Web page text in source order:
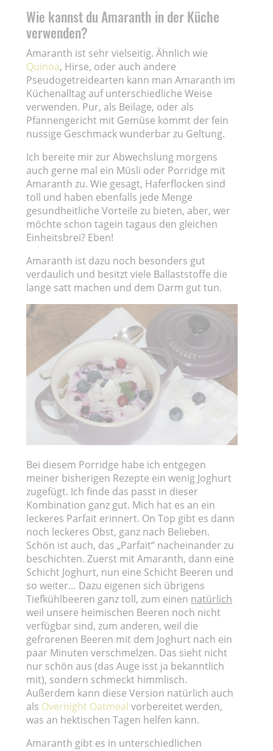
Wie kannst du Amaranth in der Küche
verwenden?
Amaranth ist sehr vielseitig. Ähnlich wie
Quinoa, Hirse, oder auch andere
Pseudogetreidearten kann man Amaranth im
Küchenalltag auf unterschiedliche Weise
verwenden. Pur, als Beilage, oder als
Pfannengericht mit Gemüse kommt der fein
nussige Geschmack wunderbar zu Geltung.
Ich bereite mir zur Abwechslung morgens
auch gerne mal ein Müsli oder Porridge mit
Amaranth zu. Wie gesagt, Haferflocken sind
toll und haben ebenfalls jede Menge
gesundheitliche Vorteile zu bieten, aber, wer
möchte schon tagein tagaus den gleichen
Einheitsbrei? Eben!
Amaranth ist dazu noch besonders gut
verdaulich und besitzt viele Ballaststoffe die
lange satt machen und dem Darm gut tun.
Bei diesem Porridge habe ich entgegen
meiner bisherigen Rezepte ein wenig Joghurt
zugefügt. Ich finde das passt in dieser
Kombination ganz gut. Mich hat es an ein
leckeres Parfait erinnert. On Top gibt es dann
noch leckeres Obst, ganz nach Belieben.
Schön ist auch, das „Parfait“ nacheinander zu
beschichten. Zuerst mit Amaranth, dann eine
Schicht Joghurt, nun eine Schicht Beeren und
so weiter… Dazu eigenen sich übrigens
Tiefkühlbeeren ganz toll, zum einen natürlich
weil unsere heimischen Beeren noch nicht
verfügbar sind, zum anderen, weil die
gefrorenen Beeren mit dem Joghurt nach ein
paar Minuten verschmelzen. Das sieht nicht
nur schön aus (das Auge isst ja bekanntlich
mit), sondern schmeckt himmlisch.
Außerdem kann diese Version natürlich auch
als Overnight Oatmeal vorbereitet werden,
was an hektischen Tagen helfen kann.
Amaranth gibt es in unterschiedlichen